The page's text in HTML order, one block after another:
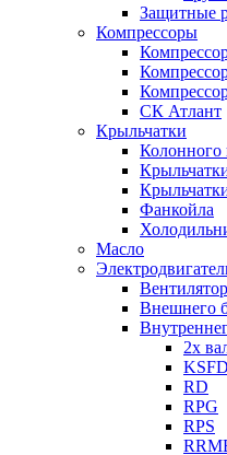
Защитные
Компрессоры
СК Атлант
Крыльчатки
Колонного
Фанкойла
Масло
Внешнего
2х
KSFD
RD
RPG
RPS